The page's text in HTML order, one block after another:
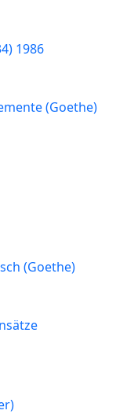
1986
(Goethe)
(Goethe)